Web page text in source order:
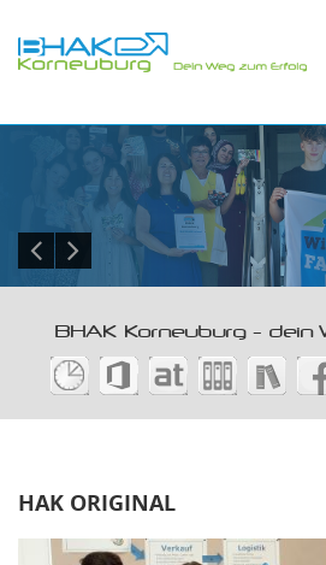
zum
Inhalt
BHAK Korneuburg - dein
HAK ORIGINAL